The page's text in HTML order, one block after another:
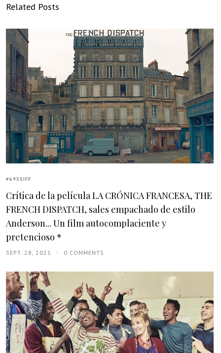
Related Posts
#69SSIFF
Crítica de la película LA CRÓNICA FRANCESA, THE
FRENCH DISPATCH, sales empachado de estilo
Anderson... Un film autocomplaciente y
pretencioso *
SEPT. 28, 2021 0 COMMENTS